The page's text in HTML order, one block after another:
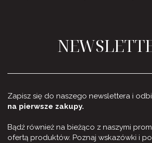
Zapisz się do naszego newslettera i
na pierwsze zakupy.
Bądź również na bieżąco z naszymi
ofertą produktów. Poznaj wskazówki i